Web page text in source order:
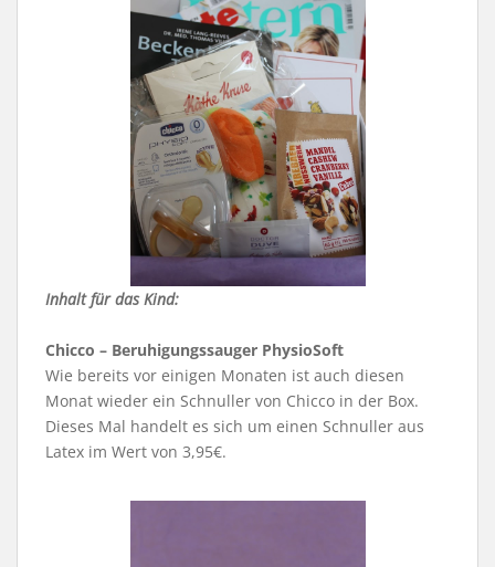
Inhalt für das Kind:
Chicco – Beruhigungssauger PhysioSoft
Wie bereits vor einigen Monaten ist auch diesen
Monat wieder ein Schnuller von Chicco in der Box.
Dieses Mal handelt es sich um einen Schnuller aus
Latex im Wert von 3,95€.